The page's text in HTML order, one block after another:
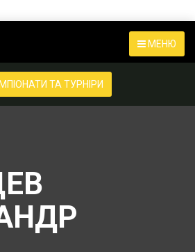
МЕНЮ
ТА ТУРНІРИ